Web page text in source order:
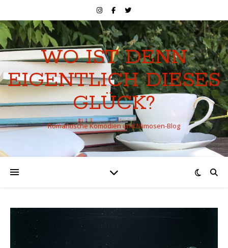
WO IST DENN
EIGENTLICH DIESES
GLÜCK?
Romantische Komödien und Mimosen-Blog